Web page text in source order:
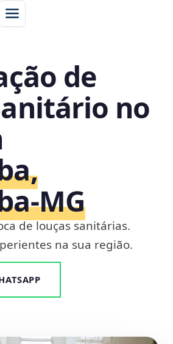
de
no
de louças sanitárias.
na sua região.